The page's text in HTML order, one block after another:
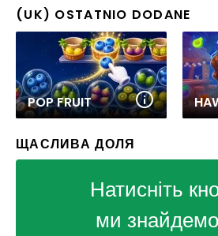
(UK) OSTATNIO DODANE
POP FRUIT
ЩАСЛИВА ДОЛЯ
Натисніть
ми